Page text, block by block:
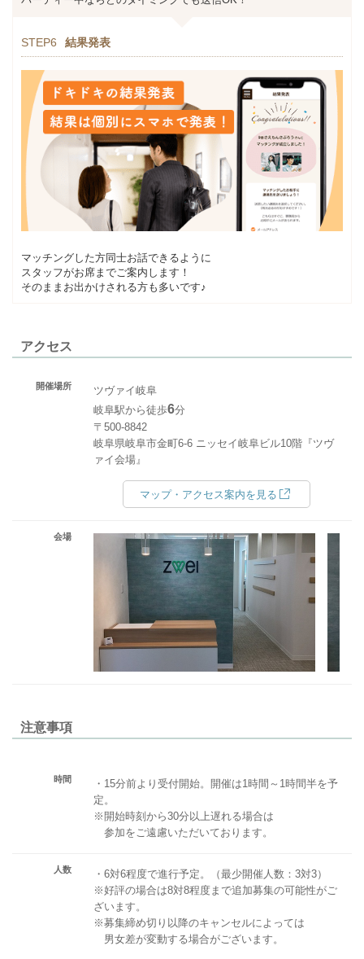
STEP6 結果発表
マッチングした方同士お話できるように
スタッフがお席までご案内します！
そのままお出かけされる方も多いです♪
アクセス
開催場所
ツヴァイ岐阜
岐阜駅から徒歩6分
〒500-8842
岐阜県岐阜市金町6-6 ニッセイ岐阜ビル10階『ツヴ
ァイ会場』
マップ・アクセス案内を見る
会場
注意事項
時間
・15分前より受付開始。開催は1時間～1時間半を予
定。
※開始時刻から30分以上遅れる場合は
参加をご遠慮いただいております。
人数
・6対6程度で進行予定。（最少開催人数：3対3）
※好評の場合は8対8程度まで追加募集の可能性がご
ざいます。
※募集締め切り以降のキャンセルによっては
男女差が変動する場合がございます。